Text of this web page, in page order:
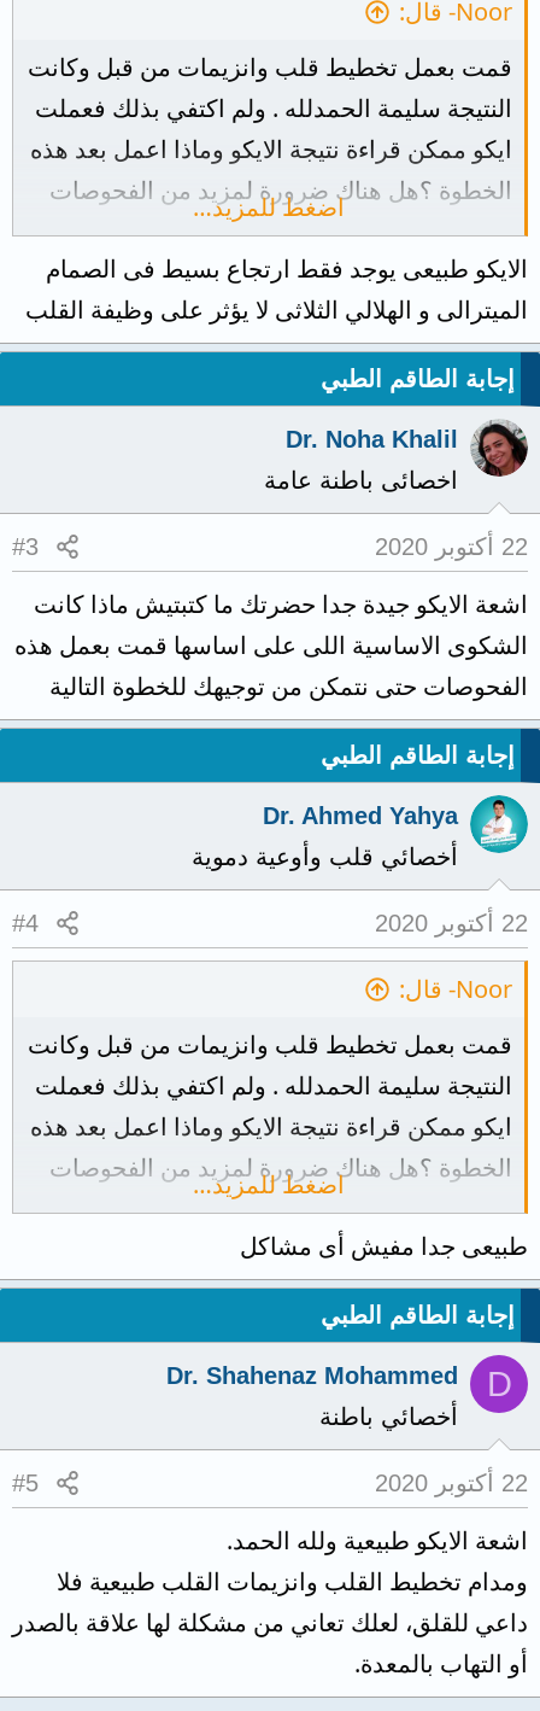
Noor- قال:
قمت بعمل تخطيط قلب وانزيمات من قبل وكانت
النتيجة سليمة الحمدلله . ولم اكتفي بذلك فعملت
ايكو ممكن قراءة نتيجة الايكو وماذا اعمل بعد هذه
الخطوة ؟هل هناك ضرورة لمزيد من الفحوصات
من خلال قراءتكم لهذه النتيجة ماذا ترون افيدوني
وشاكرةلكم الرد..
اضغط للمزيد…
الايكو طبيعى يوجد فقط ارتجاع بسيط فى الصمام
الميترالى و الهلالي الثلاثى لا يؤثر على وظيفة القلب
إجابة الطاقم الطبي
Dr. Noha Khalil
اخصائى باطنة عامة
22 أكتوبر 2020 #3
اشعة الايكو جيدة جدا حضرتك ما كتبتيش ماذا كانت
الشكوى الاساسية اللى على اساسها قمت بعمل هذه
الفحوصات حتى نتمكن من توجيهك للخطوة التالية
إجابة الطاقم الطبي
Dr. Ahmed Yahya
أخصائي قلب وأوعية دموية
22 أكتوبر 2020 #4
Noor- قال:
قمت بعمل تخطيط قلب وانزيمات من قبل وكانت
النتيجة سليمة الحمدلله . ولم اكتفي بذلك فعملت
ايكو ممكن قراءة نتيجة الايكو وماذا اعمل بعد هذه
الخطوة ؟هل هناك ضرورة لمزيد من الفحوصات
من خلال قراءتكم لهذه النتيجة ماذا ترون افيدوني
وشاكرةلكم الرد..
اضغط للمزيد…
طبيعى جدا مفيش أى مشاكل
إجابة الطاقم الطبي
D
Dr. Shahenaz Mohammed
أخصائي باطنة
22 أكتوبر 2020 #5
اشعة الايكو طبيعية ولله الحمد.
ومدام تخطيط القلب وانزيمات القلب طبيعية فلا
داعي للقلق، لعلك تعاني من مشكلة لها علاقة بالصدر
أو التهاب بالمعدة.